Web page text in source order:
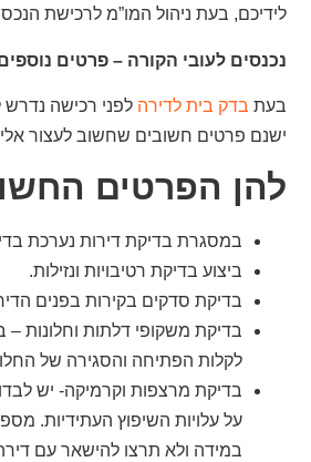
לידיכם, בעת ניהול המו”מ לרכישת
נכנסים לעובי הקורה – פרטים
בעת בדק בית לדירה לפני רכישה נדרש
ישנם פרטים חשובים שחשוב לעצור
להן הפרטים
במסגרת בדיקת דירות נערכת
ביצוע בדיקת רטיבויות ונזילות.
בדיקת סדקים בקירות בפנים
בדיקת משקופי דלתות וחלונות
לקלות הפתיחה והסגירה של
בדיקת מרצפות וקרמיקה- יש
על עלויות השיפוץ העתידיות.
במידה ולא תרצו להישאר עם